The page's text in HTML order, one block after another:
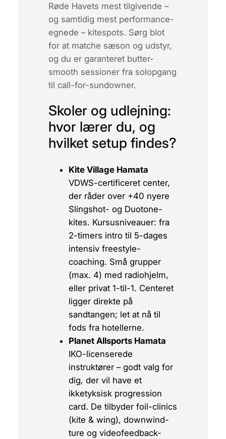
Røde Havets mest tilgivende –
og samtidig mest performance-
egnede – kitespots. Sørg blot
for at matche sæson og udstyr,
og du er garanteret butter-
smooth sessioner fra solopgang
til call-for-sundowner.
Skoler og udlejning:
hvor lærer du, og
hvilket setup findes?
Kite Village Hamata
VDWS-certificeret center,
der råder over +40 nyere
Slingshot- og Duotone-
kites. Kursusniveauer: fra
2-timers intro til 5-dages
intensiv freestyle-
coaching. Små grupper
(max. 4) med radiohjelm,
eller privat 1-til-1. Centeret
ligger direkte på
sandtangen; let at nå til
fods fra hotellerne.
Planet Allsports Hamata
IKO-licenserede
instruktører – godt valg for
dig, der vil have et
ikketyksisk progression
card. De tilbyder foil-clinics
(kite & wing), downwind-
ture og videofeedback-